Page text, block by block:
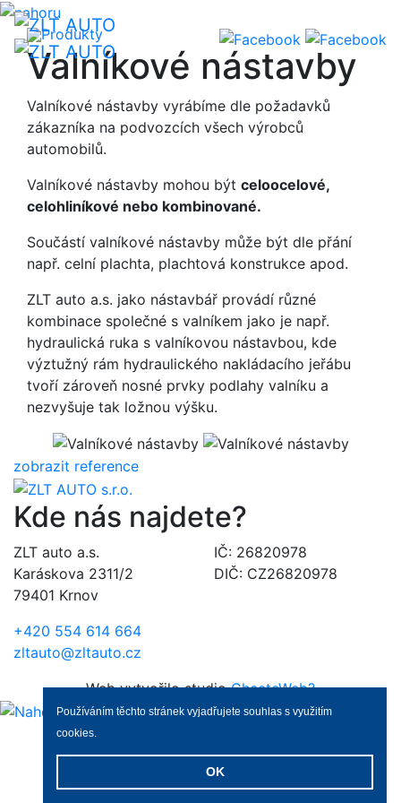
Používáním těchto stránek vyjadřujete souhlas s využitím
cookies
OK
Produkty
Valníkové nástavby
Valníkové nástavby vyrábíme dle požadavků
zákazníka na podvozcích všech výrobců
automobilů.
Valníkové nástavby mohou být celoocelové,
celohliníkové nebo kombinované.
Součástí valníkové nástavby může být dle přání
např. celní plachta, plachtová konstrukce apod.
ZLT auto a.s. jako nástavbář provádí různé
kombinace společné s valníkem jako je např.
hydraulická ruka s valníkovou nástavbou, kde
výztužný rám hydraulického nakládacího jeřábu
tvoří zároveň nosné prvky podlahy valníku a
nezvyšuje tak ložnou výšku.
zobrazit reference
Kde nás najdete?
ZLT auto a.s.
Karáskova 2311/2
79401 Krnov
IČ: 26820978
DIČ: CZ26820978
+420 554 614 664
zltauto@zltauto.cz
Web vytvořilo studioChceteWeb?